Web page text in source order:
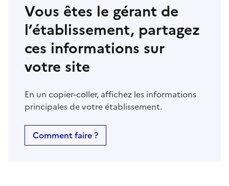
Vous êtes le gérant de
l’établissement, partagez
ces informations sur
votre site
En un copier-coller, affichez les informations
principales de votre établissement.
Comment faire ?